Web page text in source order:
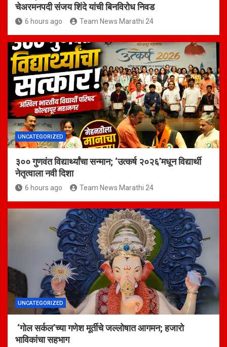
चेअरमनपदी संजय शिंदे यांची बिनविरोध निवड
6 hours ago Team News Marathi 24
UNCATEGORIZED
३०० गुणवंत विद्यार्थ्यांचा सन्मान; ‘उत्कर्ष २०२६’मधून विद्यार्थी
नेतृत्वाला नवी दिशा
6 hours ago Team News Marathi 24
UNCATEGORIZED
‘गोल सर्कल’च्या गणेश मूर्तीचे जल्लोषात आगमन; हजारो
भाविकांचा सहभाग